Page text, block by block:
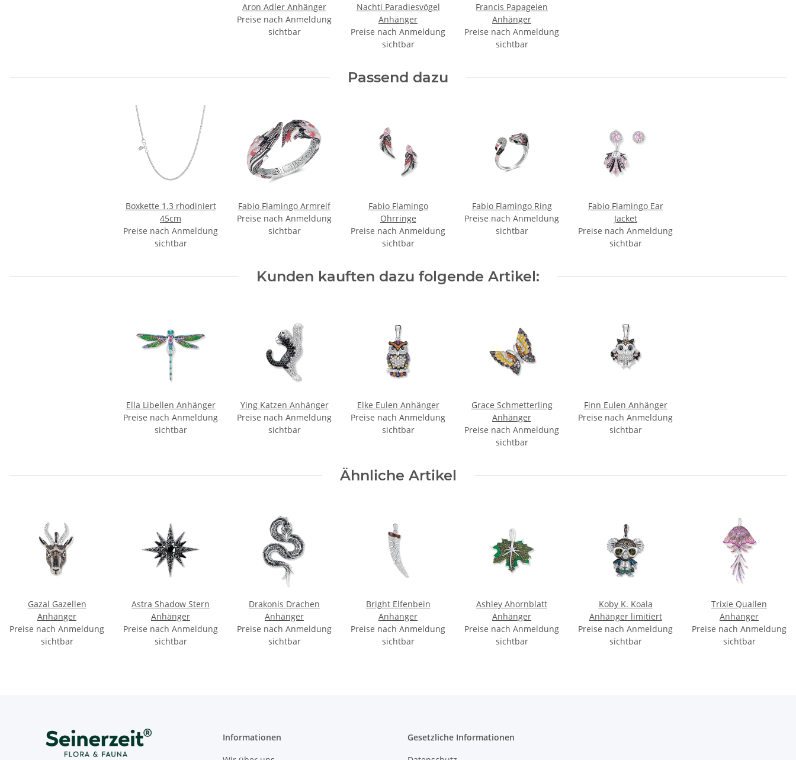
Aron Adler Anhänger
Preise nach Anmeldung
sichtbar
Nachti Paradiesvögel
Anhänger
Preise nach Anmeldung
sichtbar
Francis Papageien
Anhänger
Preise nach Anmeldung
sichtbar
Passend dazu
Boxkette 1.3 rhodiniert
45cm
Preise nach Anmeldung
sichtbar
Fabio Flamingo Armreif
Preise nach Anmeldung
sichtbar
Fabio Flamingo
Ohrringe
Preise nach Anmeldung
sichtbar
Fabio Flamingo Ring
Preise nach Anmeldung
sichtbar
Fabio Flamingo Ear
Jacket
Preise nach Anmeldung
sichtbar
Kunden kauften dazu folgende Artikel:
Ella Libellen Anhänger
Preise nach Anmeldung
sichtbar
Ying Katzen Anhänger
Preise nach Anmeldung
sichtbar
Elke Eulen Anhänger
Preise nach Anmeldung
sichtbar
Grace Schmetterling
Anhänger
Preise nach Anmeldung
sichtbar
Finn Eulen Anhänger
Preise nach Anmeldung
sichtbar
Ähnliche Artikel
Gazal Gazellen
Anhänger
Preise nach Anmeldung
sichtbar
Astra Shadow Stern
Anhänger
Preise nach Anmeldung
sichtbar
Drakonis Drachen
Anhänger
Preise nach Anmeldung
sichtbar
Bright Elfenbein
Anhänger
Preise nach Anmeldung
sichtbar
Ashley Ahornblatt
Anhänger
Preise nach Anmeldung
sichtbar
Koby K. Koala
Anhänger limitiert
Preise nach Anmeldung
sichtbar
Trixie Quallen
Anhänger
Preise nach Anmeldung
sichtbar
Informationen Gesetzliche Informationen